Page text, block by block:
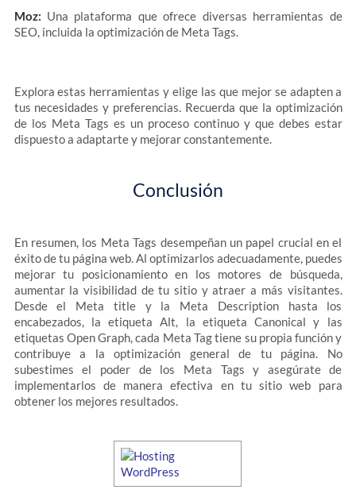
Moz: Una plataforma que ofrece diversas herramientas de
SEO, incluida la optimización de Meta Tags.
Explora estas herramientas y elige las que mejor se adapten a
tus necesidades y preferencias. Recuerda que la optimización
de los Meta Tags es un proceso continuo y que debes estar
dispuesto a adaptarte y mejorar constantemente.
Conclusión
En resumen, los Meta Tags desempeñan un papel crucial en el
éxito de tu página web. Al optimizarlos adecuadamente, puedes
mejorar tu posicionamiento en los motores de búsqueda,
aumentar la visibilidad de tu sitio y atraer a más visitantes.
Desde el Meta title y la Meta Description hasta los
encabezados, la etiqueta Alt, la etiqueta Canonical y las
etiquetas Open Graph, cada Meta Tag tiene su propia función y
contribuye a la optimización general de tu página. No
subestimes el poder de los Meta Tags y asegúrate de
implementarlos de manera efectiva en tu sitio web para
obtener los mejores resultados.